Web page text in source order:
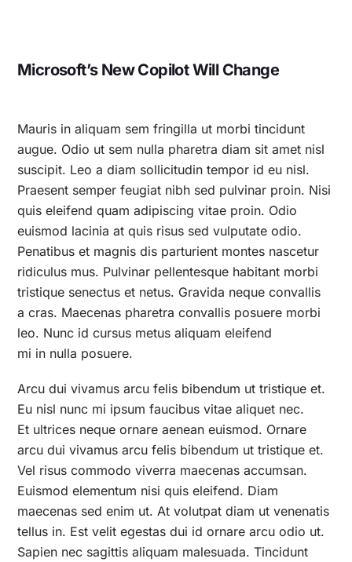
Microsoft’s New Copilot Will Change
Mauris in aliquam sem fringilla ut morbi tincidunt
augue. Odio ut sem nulla pharetra diam sit amet nisl
suscipit. Leo a diam sollicitudin tempor id eu nisl.
Praesent semper feugiat nibh sed pulvinar proin. Nisi
quis eleifend quam adipiscing vitae proin. Odio
euismod lacinia at quis risus sed vulputate odio.
Penatibus et magnis dis parturient montes nascetur
ridiculus mus. Pulvinar pellentesque habitant morbi
tristique senectus et netus. Gravida neque convallis
a cras. Maecenas pharetra convallis posuere morbi
leo. Nunc id cursus metus aliquam eleifend
mi in nulla posuere.
Arcu dui vivamus arcu felis bibendum ut tristique et.
Eu nisl nunc mi ipsum faucibus vitae aliquet nec.
Et ultrices neque ornare aenean euismod. Ornare
arcu dui vivamus arcu felis bibendum ut tristique et.
Vel risus commodo viverra maecenas accumsan.
Euismod elementum nisi quis eleifend. Diam
maecenas sed enim ut. At volutpat diam ut venenatis
tellus in. Est velit egestas dui id ornare arcu odio ut.
Sapien nec sagittis aliquam malesuada. Tincidunt